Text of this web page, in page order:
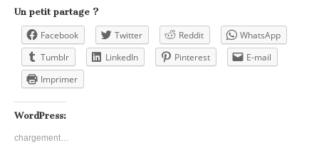
Un petit partage ?
Facebook Twitter Reddit
WhatsApp
Tumblr
LinkedIn Pinterest
E-mail
Imprimer
WordPress:
chargement…